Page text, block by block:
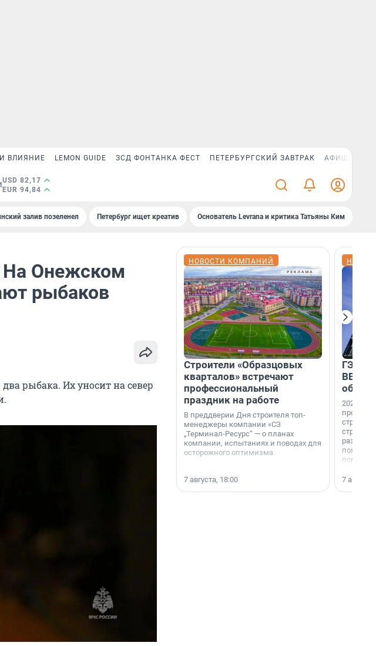
ВЛИЯНИЕ LEMON GUIDE ЗСД ФОНТАНКА ФЕСТ ПЕТЕРБУРГСКИЙ ЗАВТРАК АФИША PLUS
USD 82,17
EUR 94,84
залив позеленел Петербург ищет креатив Основатель Levrana и критика Татьяны Ким
На Онежском
рыбаков
рыбака. Их уносит на север
НОВОСТИ КОМПАНИЙ
Строители «Образцовых
кварталов» встречают
профессиональный
праздник на работе
В преддверии Дня строителя топ-
менеджеры компании «СЗ
„Терминал-Ресурс“ — о планах
компании, испытаниях и поводах для
осторожного оптимизма.
7 августа, 18:00
ГЭС,
ВВП: в
об
2026-й —
раз. В
7